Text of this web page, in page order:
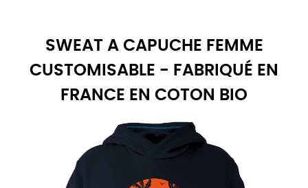
SWEAT A CAPUCHE FEMME
CUSTOMISABLE - FABRIQUÉ EN
FRANCE EN COTON BIO